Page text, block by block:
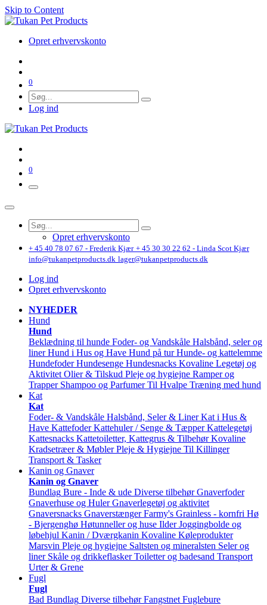
Skip to Content
Opret erhvervskonto
0
Log ind
0
Opret erhvervskonto
+ 45 40 78 07 67 - Frederik Kjær + 45 30 30 22 62 - Linda Scot Kjær
info@tukanpetproducts.dk lager@tukanpetproducts.dk
Log ind
Opret erhvervskonto
NYHEDER
Hund
Hund
Beklædning til hunde Foder- og Vandskåle Halsbånd, seler og
liner Hund i Hus og Have Hund på tur Hunde- og kattelemme
Hundefoder Hundesenge Hundesnacks Kovaline Legetøj og
Aktivitet Olier & Tilskud Pleje og hygiejne Ramper og
Trapper Shampoo og Parfumer Til Hvalpe Træning med hund
Kat
Kat
Foder- & Vandskåle Halsbånd, Seler & Liner Kat i Hus &
Have Kattefoder Kattehuler / Senge & Tæpper Kattelegetøj
Kattesnacks Kattetoiletter, Kattegrus & Tilbehør Kovaline
Kradsetræer & Møbler Pleje & Hygiejne Til Killinger
Transport & Tasker
Kanin og Gnaver
Kanin og Gnaver
Bundlag Bure - Inde & ude Diverse tilbehør Gnaverfoder
Gnaverhuse og Huler Gnaverlegetøj og aktivitet
Gnaversnacks Gnaverstænger Farmy's Grainless - kornfri Hø
- Bjergenghø Høtunneller og huse Ilder Joggingbolde og
løbehjul Kanin / Dværgkanin Kovaline Køleprodukter
Marsvin Pleje og hygiejne Saltsten og mineralsten Seler og
liner Skåle og drikkeflasker Toiletter og badesand Transport
Urter & Grene
Fugl
Fugl
Bad Bundlag Diverse tilbehør Fangstnet Fuglebure